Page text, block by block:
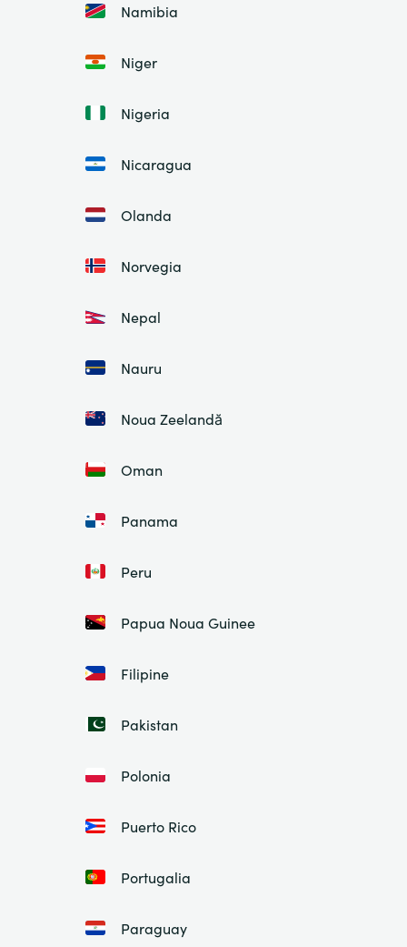
Namibia
Niger
Nigeria
Nicaragua
Olanda
Norvegia
Nepal
Nauru
Noua Zeelandă
Oman
Panama
Peru
Papua Noua Guinee
Filipine
Pakistan
Polonia
Puerto Rico
Portugalia
Paraguay